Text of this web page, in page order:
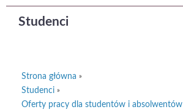
Studenci
Strona główna »
Studenci »
Oferty pracy dla studentów i absolwentów